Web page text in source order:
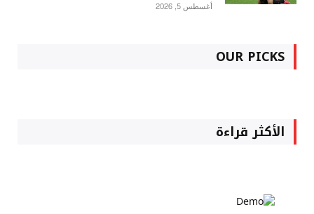
أغسطس 5, 2026
OUR PICKS
الأكثر قراءة